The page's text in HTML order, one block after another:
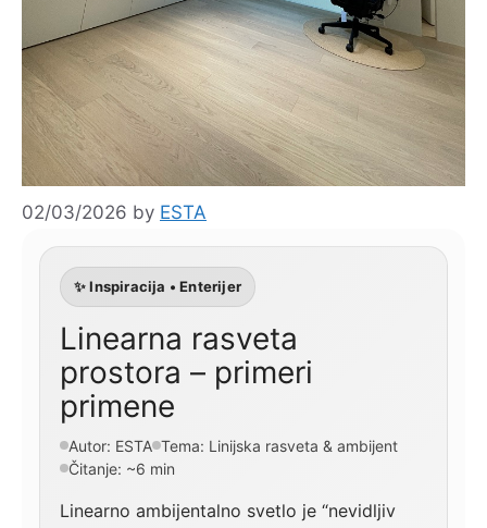
02/03/2026 by ESTA
✨ Inspiracija • Enterijer
Linearna rasveta
prostora – primeri
primene
Autor: ESTA Tema: Linijska rasveta & ambijent
Čitanje: ~6 min
Linearno ambijentalno svetlo je “nevidljiv